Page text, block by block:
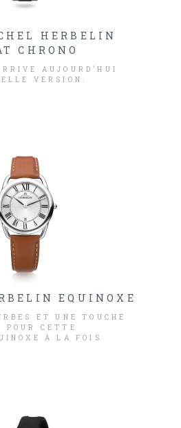
HERBELIN
CHRONO
AUJOURD’HUI
VERSION.
EQUINOXE
ET UNE TOUCHE
POUR CETTE
À LA FOIS